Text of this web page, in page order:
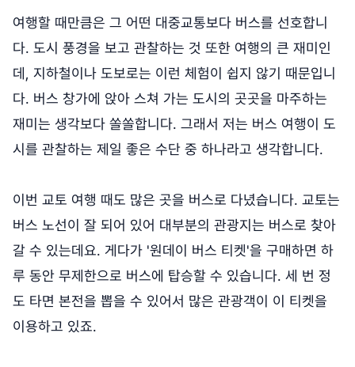
여행할 때만큼은 그 어떤 대중교통보다 버스를 선호합니
다. 도시 풍경을 보고 관찰하는 것 또한 여행의 큰 재미인
데, 지하철이나 도보로는 이런 체험이 쉽지 않기 때문입니
다. 버스 창가에 앉아 스쳐 가는 도시의 곳곳을 마주하는
재미는 생각보다 쏠쏠합니다. 그래서 저는 버스 여행이 도
시를 관찰하는 제일 좋은 수단 중 하나라고 생각합니다.
이번 교토 여행 때도 많은 곳을 버스로 다녔습니다. 교토는
버스 노선이 잘 되어 있어 대부분의 관광지는 버스로 찾아
갈 수 있는데요. 게다가 '원데이 버스 티켓'을 구매하면 하
루 동안 무제한으로 버스에 탑승할 수 있습니다. 세 번 정
도 타면 본전을 뽑을 수 있어서 많은 관광객이 이 티켓을
이용하고 있죠.